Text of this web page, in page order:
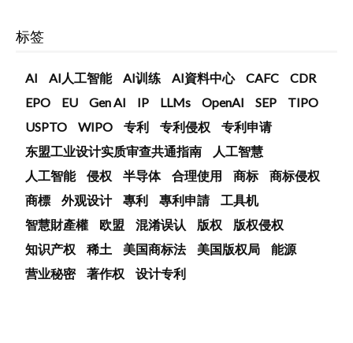
标签
AI AI人工智能 AI训练 AI資料中心 CAFC
CDR
EPO
EU Gen AI IP LLMs OpenAI SEP
TIPO
USPTO
WIPO 专利 专利侵权
专利申请
东盟工业设计实质审查共通指南
人工智慧
人工智能
侵权 半导体 合理使用 商标
商标侵权
商標
外观设计 專利 專利申請
工具机
智慧財產權
欧盟 混淆误认 版权
版权侵权
知识产权
稀土 美国商标法 美国版权局
能源
营业秘密
著作权 设计专利